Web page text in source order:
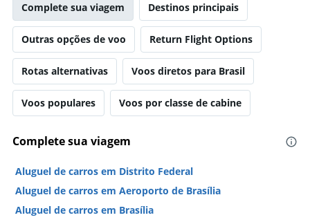
Complete sua viagem Destinos principais
Outras opções de voo Return Flight Options
Rotas alternativas Voos diretos para Brasil
Voos populares Voos por classe de cabine
Complete sua viagem
Aluguel de carros em Distrito Federal
Aluguel de carros em Aeroporto de Brasília
Aluguel de carros em Brasília